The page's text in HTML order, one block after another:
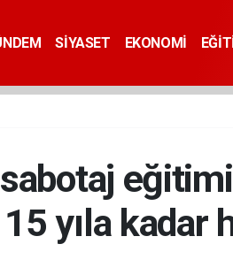
SİYASET EKONOMİ
15 yıla kadar